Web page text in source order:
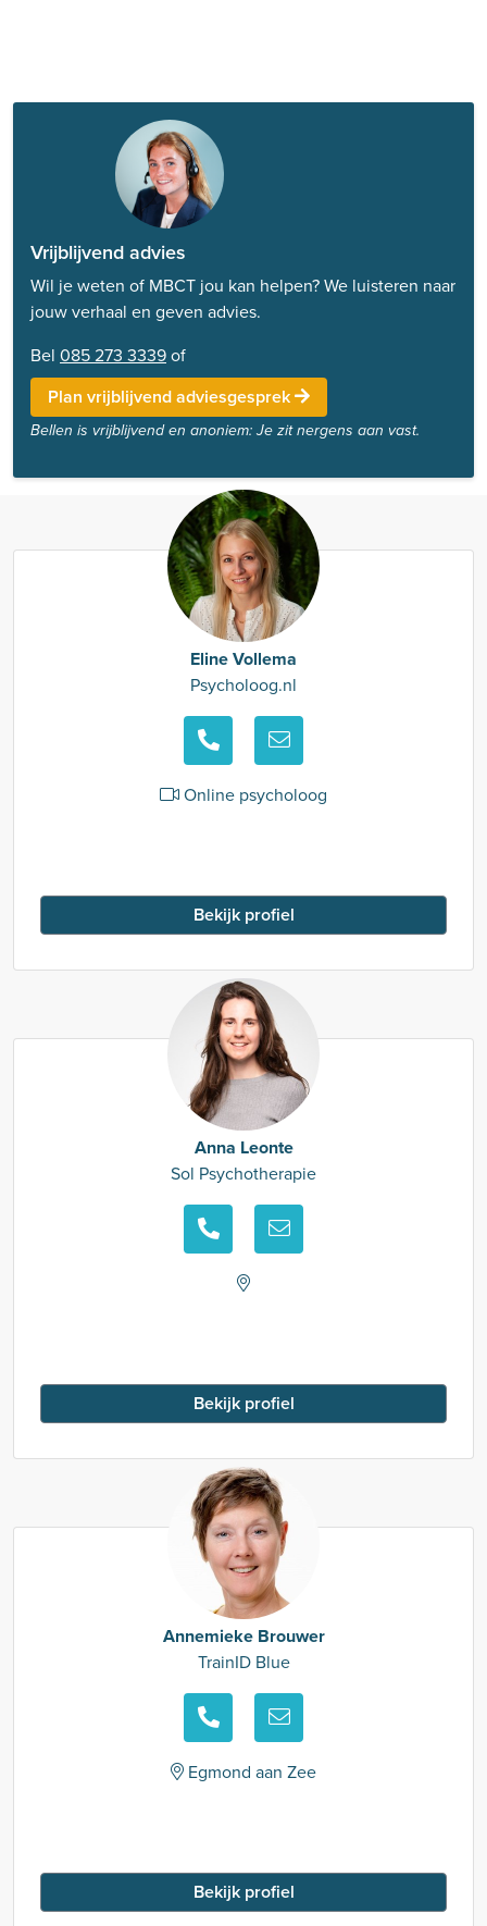
Vrijblijvend advies
Wil je weten of MBCT jou kan helpen? We luisteren naar
jouw verhaal en geven advies.
Bel 085 273 3339of
Plan vrijblijvend adviesgesprek
Bellen is vrijblijvend en anoniem: Je zit nergens aan vast.
Eline Vollema
Psycholoog.nl
Online psycholoog
Bekijk profiel
Anna Leonte
Sol Psychotherapie
Bekijk profiel
Annemieke Brouwer
TrainID Blue
Egmond aan Zee
Bekijk profiel